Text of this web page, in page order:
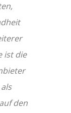
ist die
den